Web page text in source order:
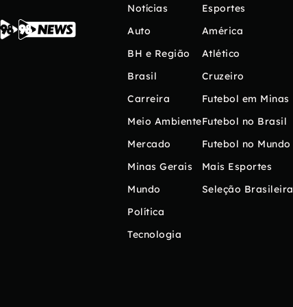
Notícias
Auto
BH e Região
Brasil
Carreira
Meio Ambiente
Mercado
Minas Gerais
Mundo
Política
Tecnologia
Esportes
América
Atlético
Cruzeiro
Futebol em Minas
Futebol no Brasil
Futebol no Mundo
Mais Esportes
Seleção Brasileira